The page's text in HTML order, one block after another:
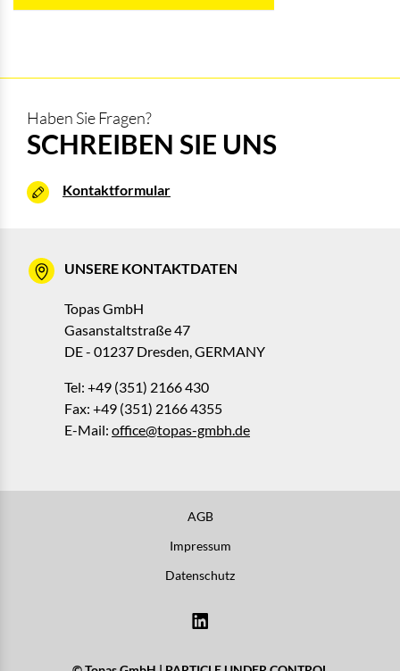
Haben Sie Fragen?
SCHREIBEN SIE UNS
Kontaktformular
UNSERE KONTAKTDATEN
Topas GmbH
Gasanstaltstraße 47
DE - 01237 Dresden, GERMANY
Tel: +49 (351) 2166 430
Fax: +49 (351) 2166 4355
E-Mail: office@topas-gmbh.de
AGB
Impressum
Datenschutz